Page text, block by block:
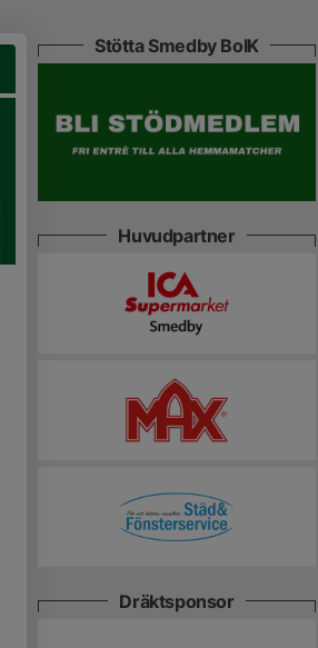
Stötta Smedby BoIK
Huvudpartner
Dräktsponsor